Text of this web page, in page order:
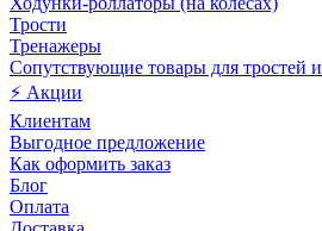
Трости
Тренажеры
Сопутствующие товары для тростей
⚡ Акции
Клиентам
Выгодное предложение
Как оформить заказ
Блог
Оплата